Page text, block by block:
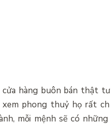
cửa hàng buôn bán thật
phong thuỷ họ rất
mỗi mệnh sẽ có